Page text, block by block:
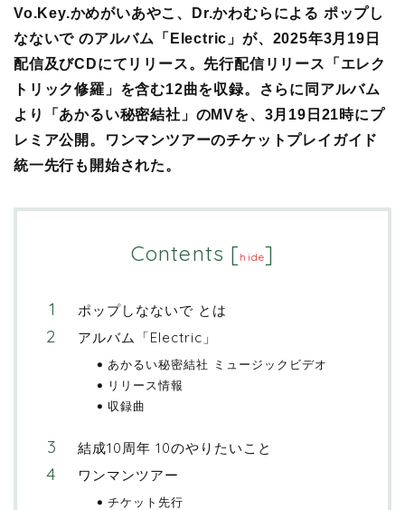
Vo.Key.かめがいあやこ、Dr.かわむらによる ポップし
なないで のアルバム「Electric」が、2025年3月19日
配信及びCDにてリリース。先行配信リリース「エレク
トリック修羅」を含む12曲を収録。さらに同アルバム
より「あかるい秘密結社」のMVを、3月19日21時にプ
レミア公開。ワンマンツアーのチケットプレイガイド
統一先行も開始された。
Contents [hide]
ポップしなないで とは
アルバム「Electric」
あかるい秘密結社 ミュージックビデオ
リリース情報
収録曲
結成10周年 10のやりたいこと
ワンマンツアー
チケット先行